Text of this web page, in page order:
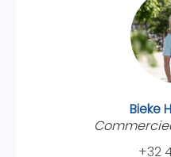
Bieke
+32